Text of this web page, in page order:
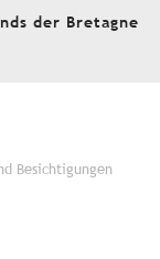
der Bretagne
Besichtigungen